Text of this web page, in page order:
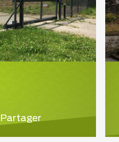
Partager